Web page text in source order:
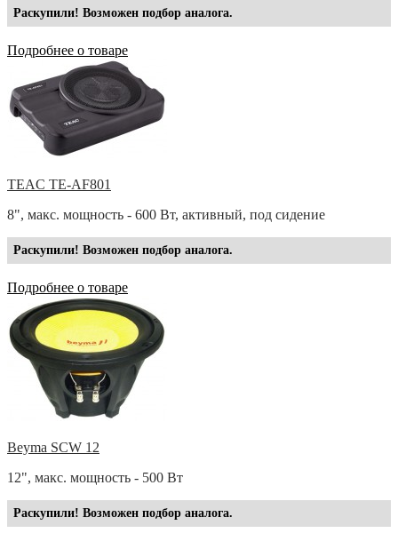
Раскупили! Возможен подбор аналога.
Подробнее о товаре
TEAC TE-AF801
8", макс. мощность - 600 Вт, активный, под сидение
Раскупили! Возможен подбор аналога.
Подробнее о товаре
Beyma SCW 12
12", макс. мощность - 500 Вт
Раскупили! Возможен подбор аналога.